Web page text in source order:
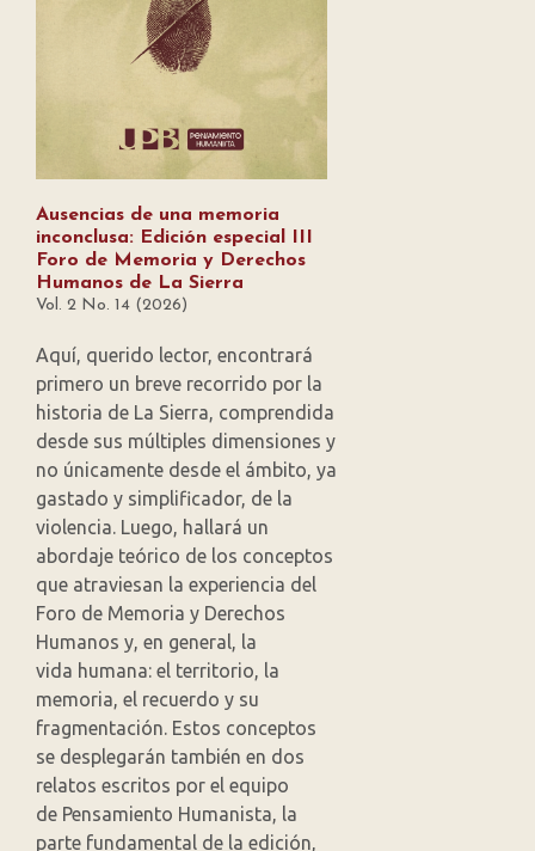
Ausencias de una memoria
inconclusa: Edición especial III
Foro de Memoria y Derechos
Humanos de La Sierra
Vol. 2 No. 14 (2026)
Aquí, querido lector, encontrará
primero un breve recorrido por la
historia de La Sierra, comprendida
desde sus múltiples dimensiones y
no únicamente desde el ámbito, ya
gastado y simplificador, de la
violencia. Luego, hallará un
abordaje teórico de los conceptos
que atraviesan la experiencia del
Foro de Memoria y Derechos
Humanos y, en general, la
vida humana: el territorio, la
memoria, el recuerdo y su
fragmentación. Estos conceptos
se desplegarán también en dos
relatos escritos por el equipo
de Pensamiento Humanista, la
parte fundamental de la edición,